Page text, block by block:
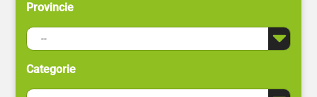
Provincie
Categorie